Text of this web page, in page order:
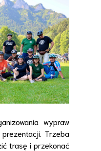
wypraw
Trzeba
trasę i przekonać